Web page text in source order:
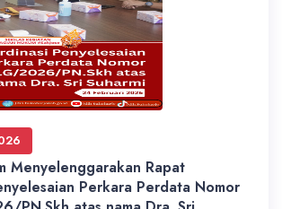
Menyelenggarakan Rapat
Perkara Perdata Nomor